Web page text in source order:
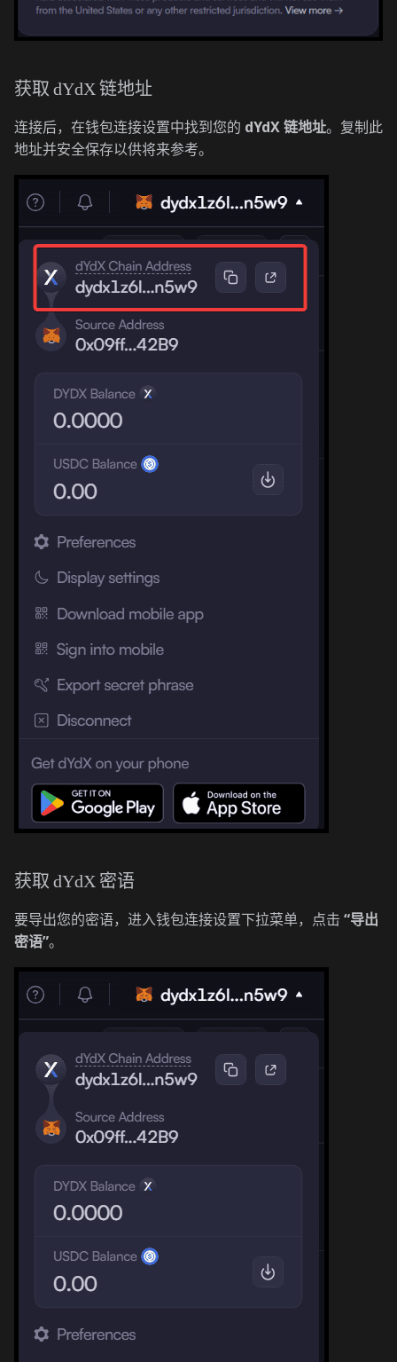
获取 dYdX 链地址
连接后，在钱包连接设置中找到您的 dYdX 链地址。复制此
地址并安全保存以供将来参考。
获取 dYdX 密语
要导出您的密语，进入钱包连接设置下拉菜单，点击 “导出
密语”。